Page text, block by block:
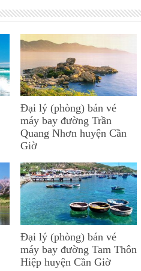
Đại lý (phòng) bán vé
máy bay đường Trần
Quang Nhơn huyện Cần
Giờ
Đại lý (phòng) bán vé
máy bay đường Tam Thôn
Hiệp huyện Cần Giờ